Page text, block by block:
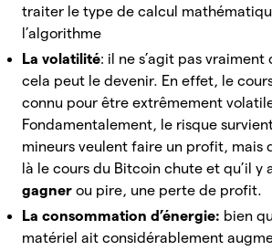
traiter le type de calcul
l’algorithme
La volatilité: il ne s’agit pas vraiment
cela peut le devenir. En effet, le
connu pour être extrêmement
Fondamentalement, le risque
mineurs veulent faire un profit, mais
là le cours du Bitcoin chute et qu’il y
gagner ou pire, une perte de profit.
La consommation d’énergie: bien
matériel ait considérablement